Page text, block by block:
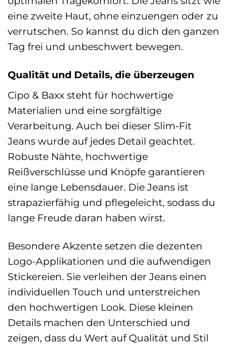
eine zweite Haut, ohne einzuengen oder zu
verrutschen. So kannst du dich den ganzen
Tag frei und unbeschwert bewegen.
Qualität und Details, die überzeugen
Cipo & Baxx steht für hochwertige
Materialien und eine sorgfältige
Verarbeitung. Auch bei dieser Slim-Fit
Jeans wurde auf jedes Detail geachtet.
Robuste Nähte, hochwertige
Reißverschlüsse und Knöpfe garantieren
eine lange Lebensdauer. Die Jeans ist
strapazierfähig und pflegeleicht, sodass du
lange Freude daran haben wirst.
Besondere Akzente setzen die dezenten
Logo-Applikationen und die aufwendigen
Stickereien. Sie verleihen der Jeans einen
individuellen Touch und unterstreichen
den hochwertigen Look. Diese kleinen
Details machen den Unterschied und
zeigen, dass du Wert auf Qualität und Stil